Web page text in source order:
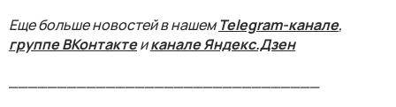
Еще больше новостей в нашемTelegram-канале,
группе ВКонтактеиканале Яндекс.Дзен